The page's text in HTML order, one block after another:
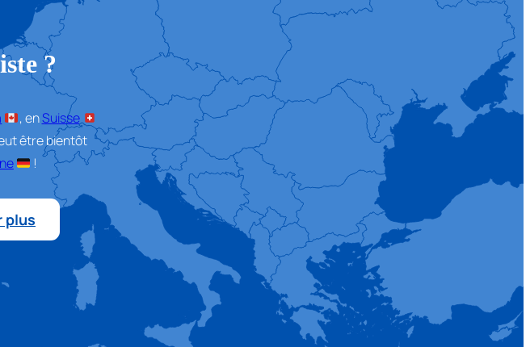
?
, enSuisse
être bientôt
!
plus